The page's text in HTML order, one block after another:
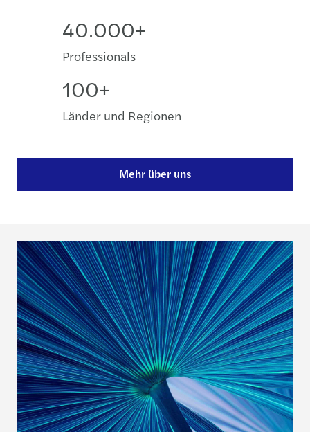
40.000+
Professionals
100+
Länder und Regionen
Mehr über uns